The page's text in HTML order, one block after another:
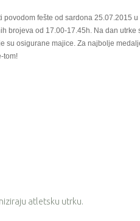
fešte od sardona 25.07.2015 u
brojeva od 17.00-17.45h. Na dan utrke
su osigurane majice. Za najbolje
tom!
atletsku utrku.